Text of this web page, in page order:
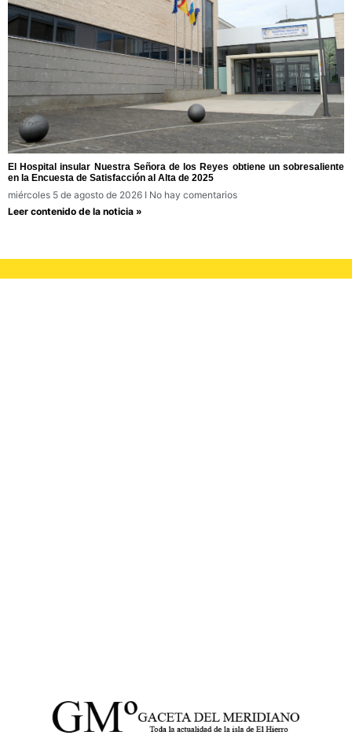
El Hospital insular Nuestra Señora de los Reyes obtiene un sobresaliente
en la Encuesta de Satisfacción al Alta de 2025
miércoles 5 de agosto de 2026
No hay comentarios
Leer contenido de la noticia »